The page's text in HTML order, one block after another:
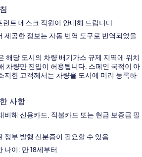
런트 데스크 직원이 안내해 드립니다.
제공한 정보는 자동 번역 도구로 번역되었을
해당 도시의 차량 배기가스 규제 지역에 위치
차량만 진입이 허용됩니다. 스페인 국적이 아
지한 고객께서는 차량을 도시에 미리 등록하
사항
비해 신용카드, 직불카드 또는 현금 보증금 필
정부 발행 신분증이 필요할 수 있음
나이: 만 18세부터